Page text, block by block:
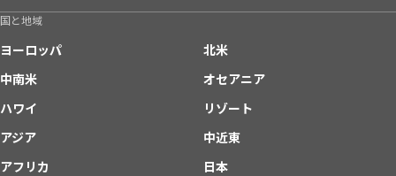
国と地域
ヨーロッパ
北米
中南米
オセアニア
ハワイ
リゾート
アジア
中近東
アフリカ
日本